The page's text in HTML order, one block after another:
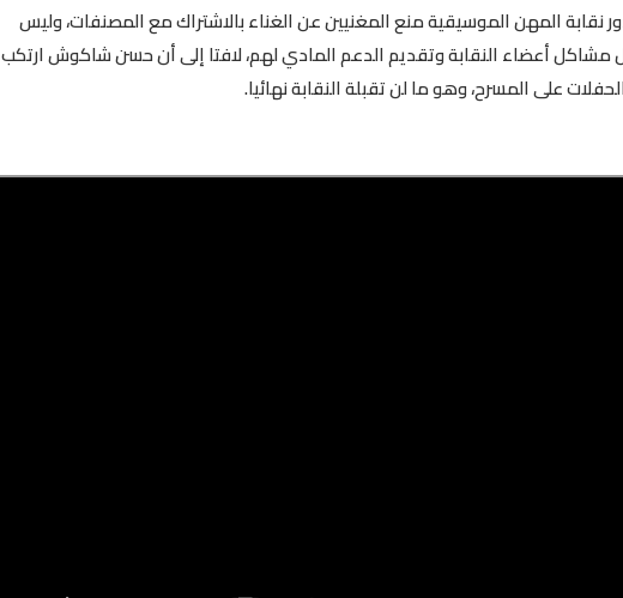
نقابة المهن الموسيقية منع المغنيين عن الغناء بالاشتراك مع المصنفات، وليس
أعضاء النقابة وتقديم الدعم المادي لهم، لافتا إلى أن حسن شاكوش ارتكب
على المسرح، وهو ما لن تقبلة النقابة نهائيا.